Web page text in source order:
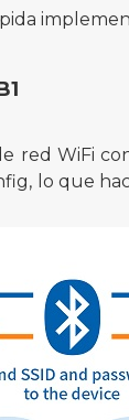
red WiFi
lo que